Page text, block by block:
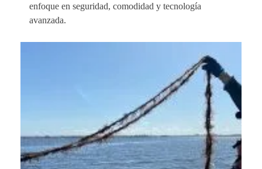
enfoque en seguridad, comodidad y tecnología
avanzada.